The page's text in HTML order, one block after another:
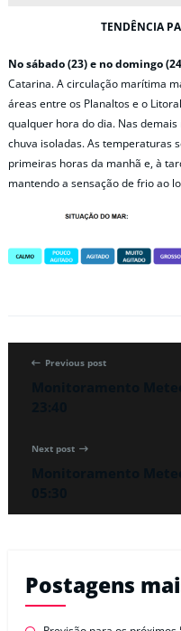
TENDÊNCIA
No sábado (23) e no domingo
Catarina. A circulação marítima
áreas entre os Planaltos e o
qualquer hora do dia. Nas
chuva isoladas. As temperaturas
primeiras horas da manhã e, à
mantendo a sensação de frio ao
Previous post
Next post
Postagens